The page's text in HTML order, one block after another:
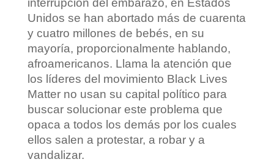
Unidos se han abortado más de cuarenta
y cuatro millones de bebés, en su
mayoría, proporcionalmente hablando,
afroamericanos. Llama la atención que
los líderes del movimiento Black Lives
Matter no usan su capital político para
buscar solucionar este problema que
opaca a todos los demás por los cuales
ellos salen a protestar, a robar y a
vandalizar.